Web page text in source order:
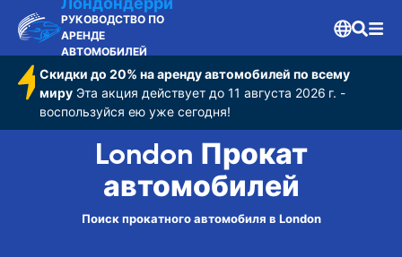
РУКОВОДСТВО ПО
АРЕНДЕ
АВТОМОБИЛЕЙ
Скидки до 20% на аренду автомобилей по всему
мируЭта акция действует до 11 августа 2026 г. -
воспользуйся ею уже сегодня!
London Прокат
автомобилей
Поиск прокатного автомобиля в London